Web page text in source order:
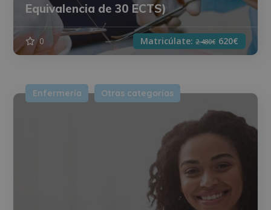
Equivalencia de 30 ECTS)
0 Matricúlate: 2.480€ 620€
Enfermería Otras categorías